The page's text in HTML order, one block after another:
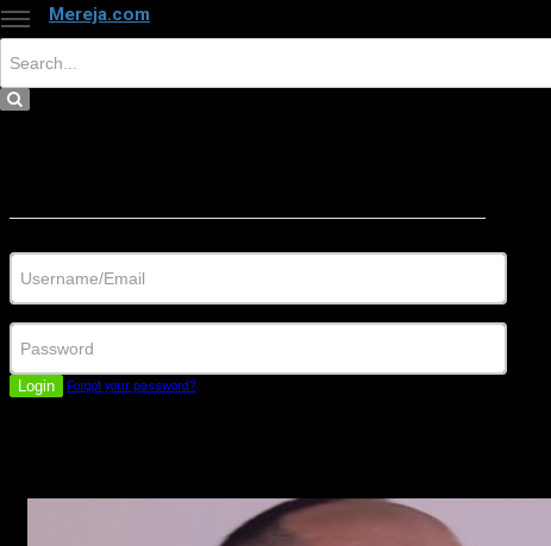
Mereja.com
Login Forgot your password?